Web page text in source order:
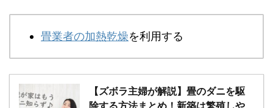
畳業者の加熱乾燥を利用する
【ズボラ主婦が解説】畳のダニを駆